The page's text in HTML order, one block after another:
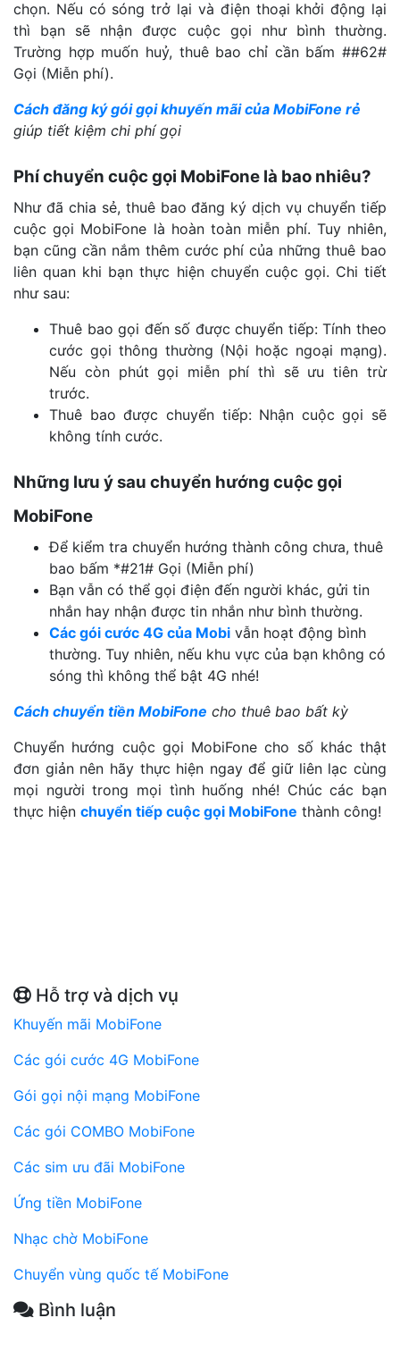
chọn. Nếu có sóng trở lại và điện thoại khởi động lại
thì bạn sẽ nhận được cuộc gọi như bình thường.
Trường hợp muốn huỷ, thuê bao chỉ cần bấm ##62#
Gọi (Miễn phí).
Cách đăng ký gói gọi khuyến mãi của MobiFone rẻ
giúp tiết kiệm chi phí gọi
Phí chuyển cuộc gọi MobiFone là bao nhiêu?
Như đã chia sẻ, thuê bao đăng ký dịch vụ chuyển tiếp
cuộc gọi MobiFone là hoàn toàn miễn phí. Tuy nhiên,
bạn cũng cần nắm thêm cước phí của những thuê bao
liên quan khi bạn thực hiện chuyển cuộc gọi. Chi tiết
như sau:
Thuê bao gọi đến số được chuyển tiếp: Tính theo
cước gọi thông thường (Nội hoặc ngoại mạng).
Nếu còn phút gọi miễn phí thì sẽ ưu tiên trừ
trước.
Thuê bao được chuyển tiếp: Nhận cuộc gọi sẽ
không tính cước.
Những lưu ý sau chuyển hướng cuộc gọi
MobiFone
Để kiểm tra chuyển hướng thành công chưa, thuê
bao bấm *#21# Gọi (Miễn phí)
Bạn vẫn có thể gọi điện đến người khác, gửi tin
nhắn hay nhận được tin nhắn như bình thường.
Các gói cước 4G của Mobi vẫn hoạt động bình
thường. Tuy nhiên, nếu khu vực của bạn không có
sóng thì không thể bật 4G nhé!
Cách chuyển tiền MobiFone cho thuê bao bất kỳ
Chuyển hướng cuộc gọi MobiFone cho số khác thật
đơn giản nên hãy thực hiện ngay để giữ liên lạc cùng
mọi người trong mọi tình huống nhé! Chúc các bạn
thực hiện chuyển tiếp cuộc gọi MobiFone thành công!
Hỗ trợ và dịch vụ
Khuyến mãi MobiFone
Các gói cước 4G MobiFone
Gói gọi nội mạng MobiFone
Các gói COMBO MobiFone
Các sim ưu đãi MobiFone
Ứng tiền MobiFone
Nhạc chờ MobiFone
Chuyển vùng quốc tế MobiFone
Bình luận